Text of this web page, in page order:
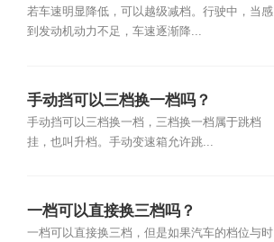
吗？
若车速明显降低，可以越级减档。行驶中，当感
到发动机动力不足，车速逐渐降...
手动挡可以三档换一档吗？
手动挡可以三档换一档，三档换一档属于跳档
挂，也叫升档。手动变速箱允许跳...
一档可以直接换三档吗？
一档可以直接换三档，但是如果汽车的档位与时